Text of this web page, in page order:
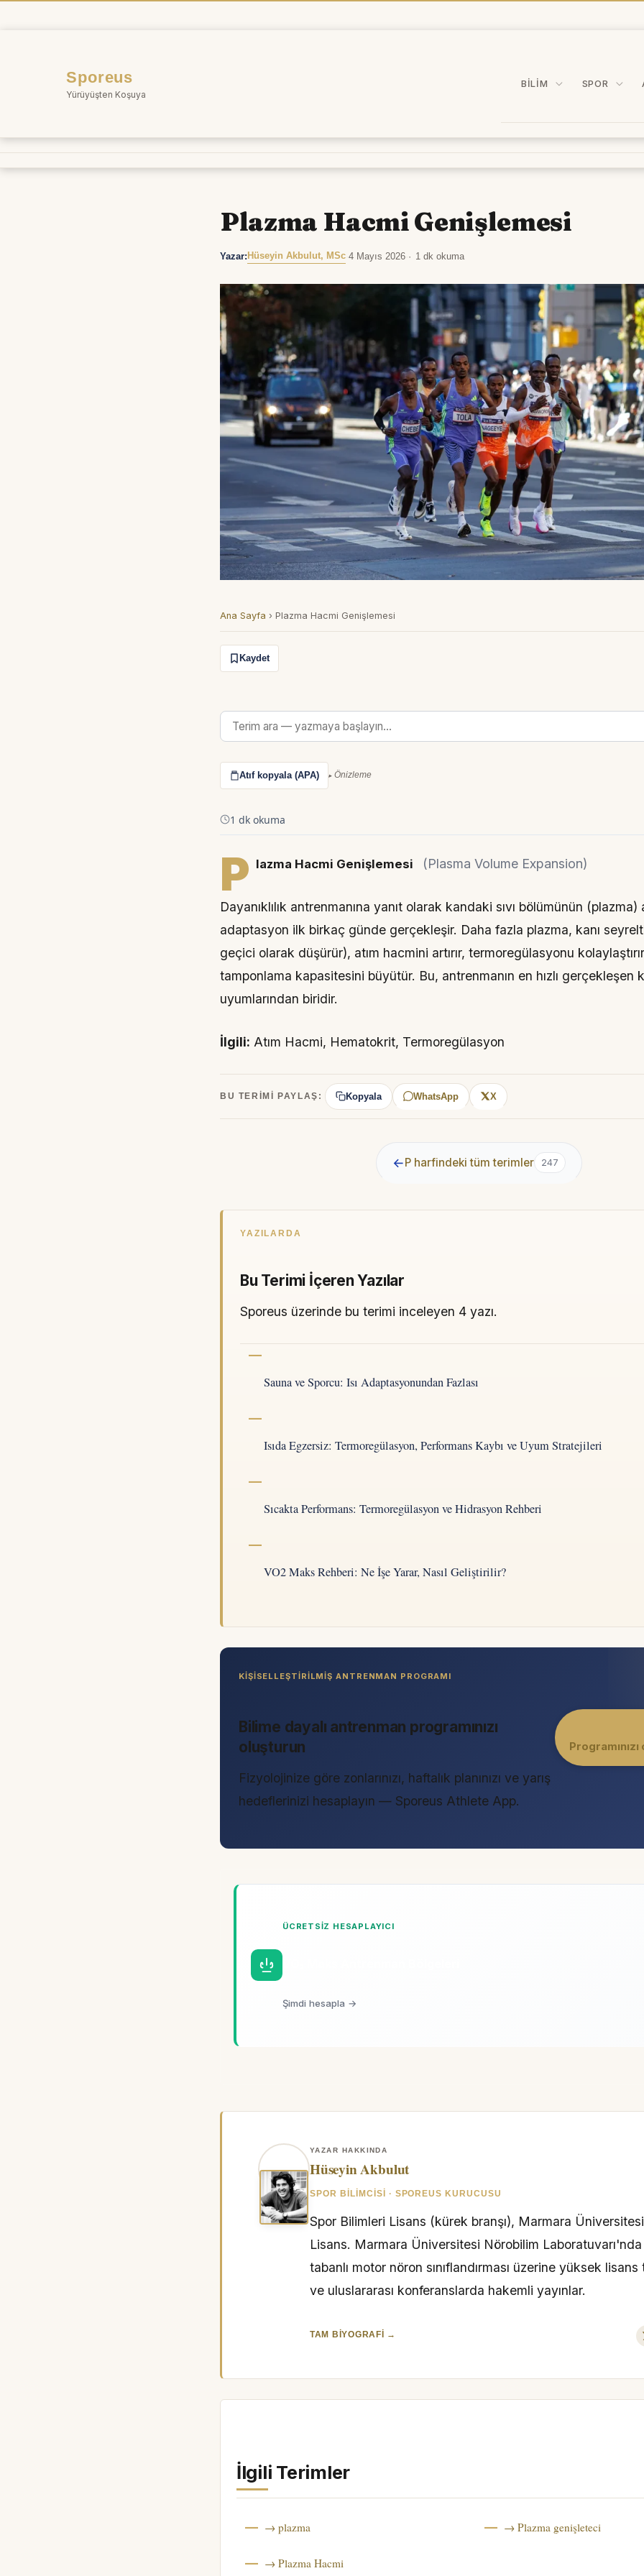
Sporeus
Yürüyüşten Koşuya
BILIM SPOR
Plazma Hacmi Genişlemesi
Yazar: Hüseyin Akbulut, MSc 4 Mayıs 2026 1 dk okuma
Ana Sayfa › Plazma Hacmi Genişlemesi
Kaydet
Atıf kopyala (APA) Önizleme
1 dk okuma
P lazma Hacmi Genişlemesi (Plasma Volume Expansion)
Dayanıklılık antrenmanına yanıt olarak kandaki sıvı bölümünün (plazma)
adaptasyon ilk birkaç günde gerçekleşir. Daha fazla plazma, kanı
geçici olarak düşürür), atım hacmini artırır, termoregülasyonu
tamponlama kapasitesini büyütür. Bu, antrenmanın en hızlı gerçekleşen
uyumlarından biridir.
İlgili: Atım Hacmi, Hematokrit, Termoregülasyon
BU TERIMI PAYLAŞ: Kopyala WhatsApp X
←P harfindeki tüm terimler 247
YAZILARDA
Bu Terimi İçeren Yazılar
Sporeus üzerinde bu terimi inceleyen 4 yazı.
Sauna ve Sporcu: Isı Adaptasyonundan Fazlası
Isıda Egzersiz: Termoregülasyon, Performans Kaybı ve Uyum Stratejileri
Sıcakta Performans: Termoregülasyon ve Hidrasyon Rehberi
VO2 Maks Rehberi: Ne İşe Yarar, Nasıl Geliştirilir?
KIŞISELLEŞTIRILMIŞ ANTRENMAN PROGRAMI
Bilime dayalı antrenman programınızı
oluşturun
Fizyolojinize göre zonlarınızı, haftalık planınızı ve yarış
hedeflerinizi hesaplayın — Sporeus Athlete App.
ÜCRETSIZ HESAPLAYICI
Şimdi hesapla →
YAZAR HAKKINDA
Hüseyin Akbulut
SPOR BILIMCISI · SPOREUS KURUCUSU
Spor Bilimleri Lisans (kürek branşı), Marmara
Lisans. Marmara Üniversitesi Nörobilim Laboratuvarı'nda
tabanlı motor nöron sınıflandırması üzerine yüksek lisans
ve uluslararası konferanslarda hakemli yayınlar.
TAM BIYOGRAFI →
İlgili Terimler
→ plazma → Plazma genişleteci
→ Plazma Hacmi